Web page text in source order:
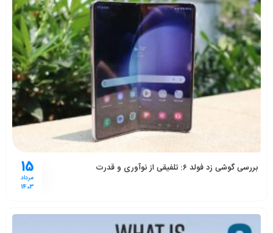
15
مرداد
1403
بررسی گوشی زد فولد ۶: تلفیقی از نوآوری و قدرت